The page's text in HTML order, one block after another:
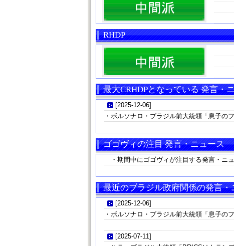
RHDP
最大CRHDPとなっている 発言・
[2025-12-06]
・ボルソナロ・ブラジル前大統領「息子の
ゴゴヴィの注目 発言・ニュース
・期間中にゴゴヴィが注目する発言・ニュ
最近のブラジル政府関係の発言・
[2025-12-06]
・ボルソナロ・ブラジル前大統領「息子の
[2025-07-11]